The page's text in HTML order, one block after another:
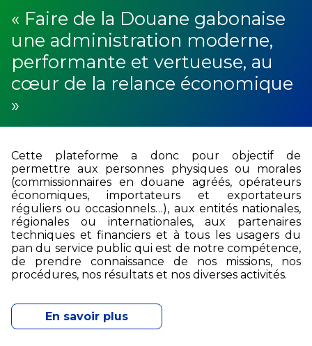
« Faire de la Douane gabonaise
une administration moderne,
performante et vertueuse, au
cœur de la relance économique
»
Cette plateforme a donc pour objectif de
permettre aux personnes physiques ou morales
(commissionnaires en douane agréés, opérateurs
économiques, importateurs et exportateurs
réguliers ou occasionnels…), aux entités nationales,
régionales ou internationales, aux partenaires
techniques et financiers et à tous les usagers du
pan du service public qui est de notre compétence,
de prendre connaissance de nos missions, nos
procédures, nos résultats et nos diverses activités.
En savoir plus